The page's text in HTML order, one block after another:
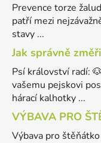
Prevence torze
patří mezi
stavy ...
Jak správně
Psí království radí:
vašemu pejskovi
hárací kalhotky ...
VÝBAVA PRO
Výbava pro